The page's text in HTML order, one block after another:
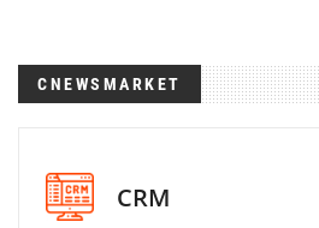
CNEWSMARKET
CRM